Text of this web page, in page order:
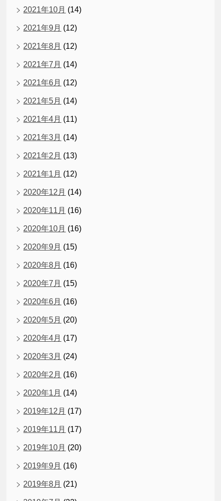
2021年10月 (14)
2021年9月 (12)
2021年8月 (12)
2021年7月 (14)
2021年6月 (12)
2021年5月 (14)
2021年4月 (11)
2021年3月 (14)
2021年2月 (13)
2021年1月 (12)
2020年12月 (14)
2020年11月 (16)
2020年10月 (16)
2020年9月 (15)
2020年8月 (16)
2020年7月 (15)
2020年6月 (16)
2020年5月 (20)
2020年4月 (17)
2020年3月 (24)
2020年2月 (16)
2020年1月 (14)
2019年12月 (17)
2019年11月 (17)
2019年10月 (20)
2019年9月 (16)
2019年8月 (21)